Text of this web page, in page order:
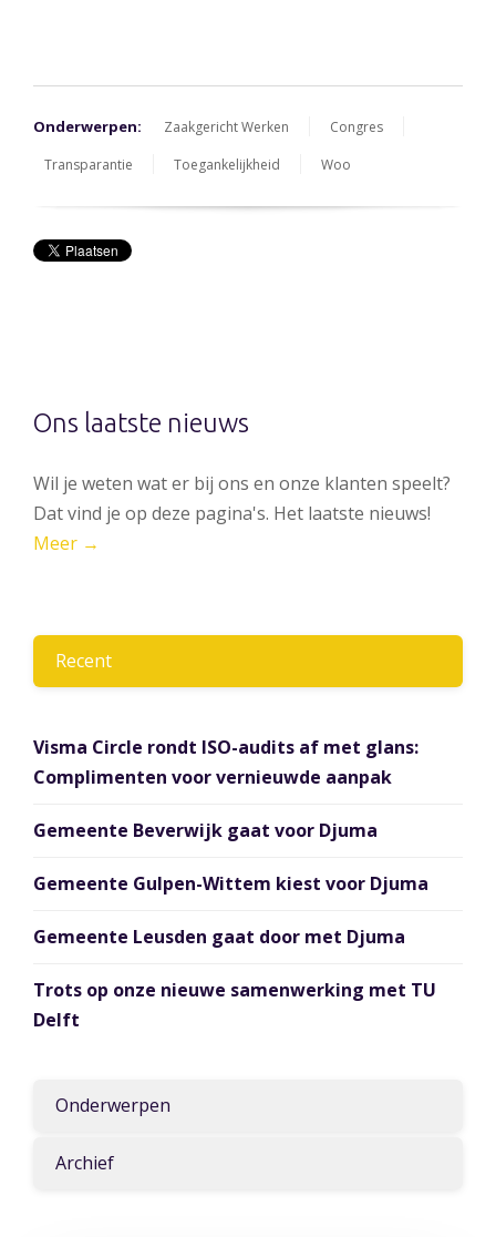
Onderwerpen: Zaakgericht Werken
Congres
Transparantie
Toegankelijkheid Woo
Ons laatste nieuws
Wil je weten wat er bij ons en onze klanten speelt?
Dat vind je op deze pagina's. Het laatste nieuws!
Meer →
Recent
Visma Circle rondt ISO-audits af met glans:
Complimenten voor vernieuwde aanpak
Gemeente Beverwijk gaat voor Djuma
Gemeente Gulpen-Wittem kiest voor Djuma
Gemeente Leusden gaat door met Djuma
Trots op onze nieuwe samenwerking met TU
Delft
Onderwerpen
Archief